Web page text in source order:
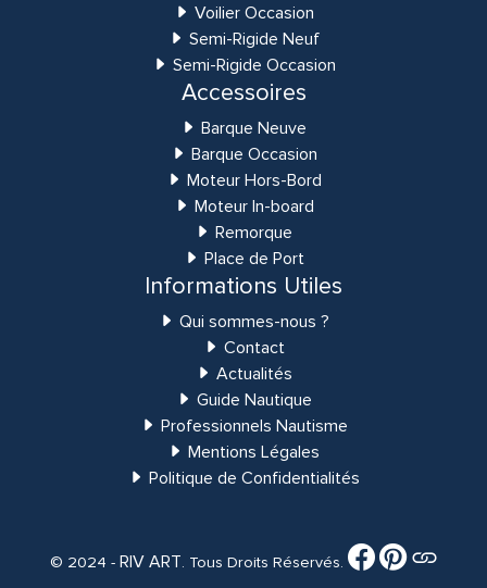
Voilier Occasion
Semi-Rigide Neuf
Semi-Rigide Occasion
Accessoires
Barque Neuve
Barque Occasion
Moteur Hors-Bord
Moteur In-board
Remorque
Place de Port
Informations Utiles
Qui sommes-nous ?
Contact
Actualités
Guide Nautique
Professionnels Nautisme
Mentions Légales
Politique de Confidentialités
© 2024 -RIV ART. Tous Droits Réservés.